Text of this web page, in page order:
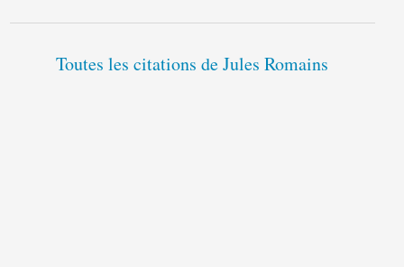
Toutes les citations de Jules Romains